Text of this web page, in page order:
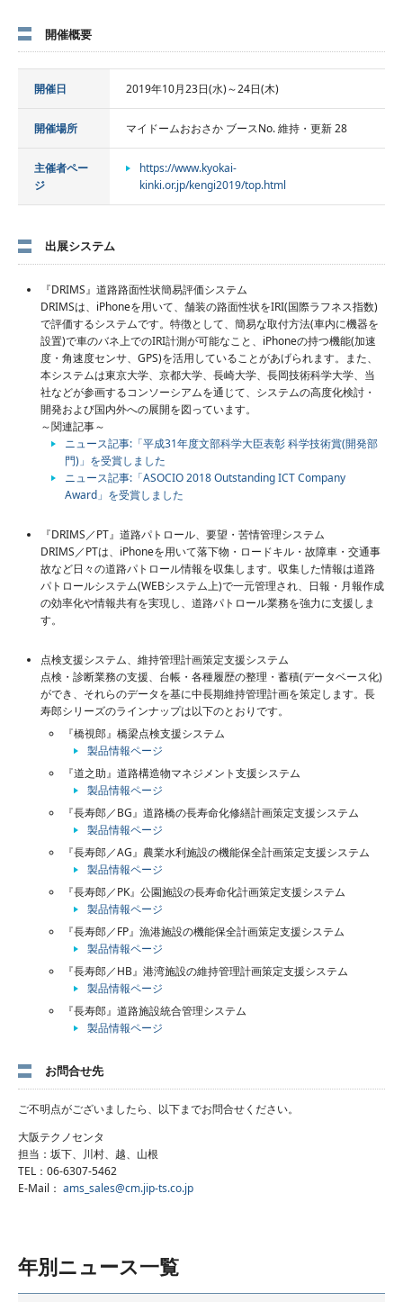
開催概要
開催日 2019年10月23日(水)～24日(木)
開催場所 マイドームおおさか ブースNo. 維持・更新 28
主催者ペー
ジ
https://www.kyokai-
kinki.or.jp/kengi2019/top.html
出展システム
『DRIMS』道路路面性状簡易評価システム
DRIMSは、iPhoneを用いて、舗装の路面性状をIRI(国際ラフネス指数)
で評価するシステムです。特徴として、簡易な取付方法(車内に機器を
設置)で車のバネ上でのIRI計測が可能なこと、iPhoneの持つ機能(加速
度・角速度センサ、GPS)を活用していることがあげられます。また、
本システムは東京大学、京都大学、長崎大学、長岡技術科学大学、当
社などが参画するコンソーシアムを通じて、システムの高度化検討・
開発および国内外への展開を図っています。
～関連記事～
ニュース記事:「平成31年度文部科学大臣表彰 科学技術賞(開発部
門)」を受賞しました
ニュース記事:「ASOCIO 2018 Outstanding ICT Company
Award」を受賞しました
『DRIMS／PT』道路パトロール、要望・苦情管理システム
DRIMS／PTは、iPhoneを用いて落下物・ロードキル・故障車・交通事
故など日々の道路パトロール情報を収集します。収集した情報は道路
パトロールシステム(WEBシステム上)で一元管理され、日報・月報作成
の効率化や情報共有を実現し、道路パトロール業務を強力に支援しま
す。
点検支援システム、維持管理計画策定支援システム
点検・診断業務の支援、台帳・各種履歴の整理・蓄積(データベース化)
ができ、それらのデータを基に中長期維持管理計画を策定します。長
寿郎シリーズのラインナップは以下のとおりです。
『橋視郎』橋梁点検支援システム
製品情報ページ
『道之助』道路構造物マネジメント支援システム
製品情報ページ
『長寿郎／BG』道路橋の長寿命化修繕計画策定支援システム
製品情報ページ
『長寿郎／AG』農業水利施設の機能保全計画策定支援システム
製品情報ページ
『長寿郎／PK』公園施設の長寿命化計画策定支援システム
製品情報ページ
『長寿郎／FP』漁港施設の機能保全計画策定支援システム
製品情報ページ
『長寿郎／HB』港湾施設の維持管理計画策定支援システム
製品情報ページ
『長寿郎』道路施設統合管理システム
製品情報ページ
お問合せ先
ご不明点がございましたら、以下までお問合せください。
大阪テクノセンタ
担当：坂下、川村、越、山根
TEL：06-6307-5462
E-Mail： ams_sales@cm.jip-ts.co.jp
年別ニュース一覧